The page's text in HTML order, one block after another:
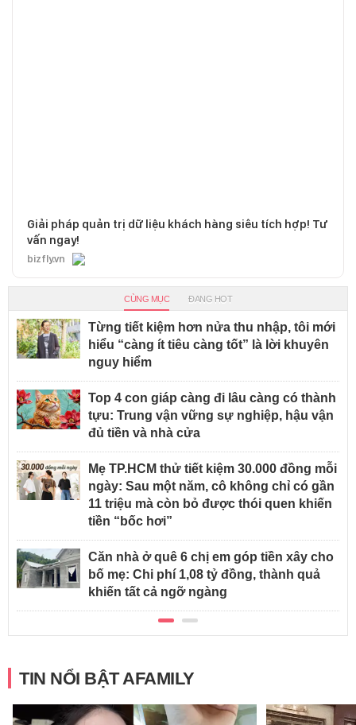
Giải pháp quản trị dữ liệu khách hàng siêu tích hợp! Tư
vấn ngay!
bizfly.vn
CÙNG MỤC ĐANG HOT
Từng tiết kiệm hơn nửa thu nhập, tôi mới
hiểu “càng ít tiêu càng tốt” là lời khuyên
nguy hiểm
Top 4 con giáp càng đi lâu càng có thành
tựu: Trung vận vững sự nghiệp, hậu vận
đủ tiền và nhà cửa
Mẹ TP.HCM thử tiết kiệm 30.000 đồng mỗi
ngày: Sau một năm, cô không chỉ có gần
11 triệu mà còn bỏ được thói quen khiến
tiền “bốc hơi”
Căn nhà ở quê 6 chị em góp tiền xây cho
bố mẹ: Chi phí 1,08 tỷ đồng, thành quả
khiến tất cả ngỡ ngàng
TIN NỔI BẬT AFAMILY